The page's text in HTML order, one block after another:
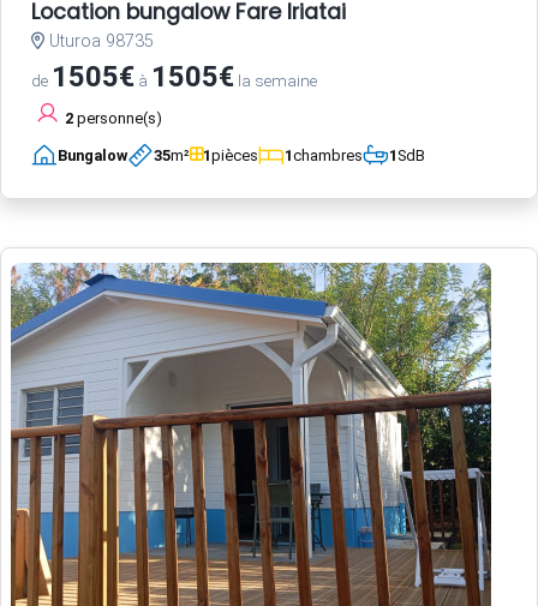
Location bungalow Fare Iriatai
Uturoa 98735
de 1505€ à 1505€ la semaine
2 personne(s)
Bungalow 35m² 1pièces 1chambres 1SdB